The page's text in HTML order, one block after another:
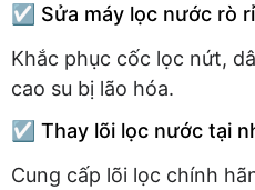
☑️ Sửa máy lọc nước rò
Khắc phục cốc lọc nứt,
cao su bị lão hóa.
☑️ Thay lõi lọc nước tại
Cung cấp lõi lọc chính